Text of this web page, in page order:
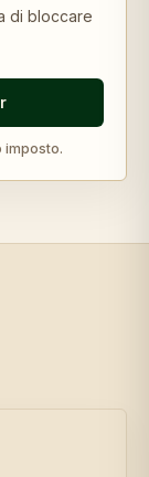
di bloccare
imposto.